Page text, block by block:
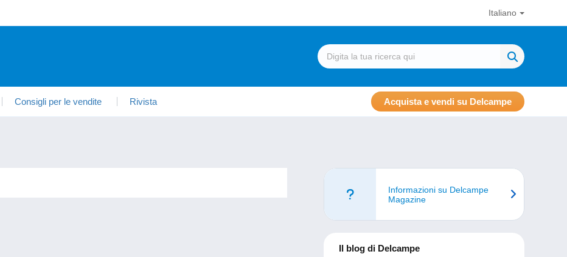
Italiano
Consigli per le vendite Rivista Acquista e vendi su Delcampe
Informazioni su Delcampe
Magazine
Il blog di Delcampe